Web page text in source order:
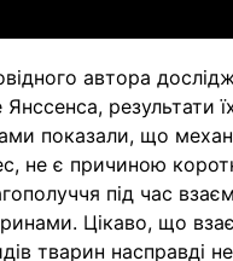
автора
результати
показали, що
не є причиною
під час
Цікаво, що
тварин насправді